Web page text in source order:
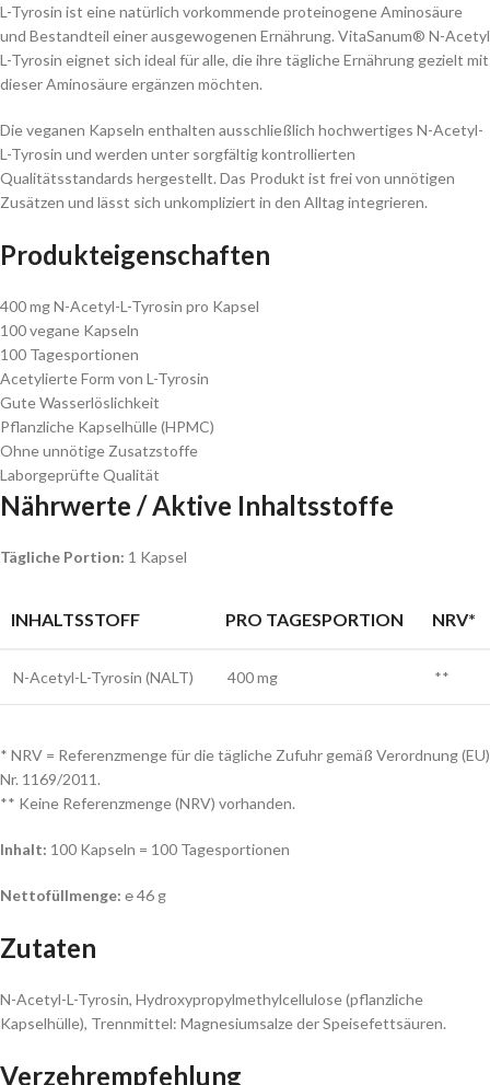
L-Tyrosin ist eine natürlich vorkommende proteinogene Aminosäure
und Bestandteil einer ausgewogenen Ernährung. VitaSanum® N-Acetyl
L-Tyrosin eignet sich ideal für alle, die ihre tägliche Ernährung gezielt mit
dieser Aminosäure ergänzen möchten.
Die veganen Kapseln enthalten ausschließlich hochwertiges N-Acetyl-
L-Tyrosin und werden unter sorgfältig kontrollierten
Qualitätsstandards hergestellt. Das Produkt ist frei von unnötigen
Zusätzen und lässt sich unkompliziert in den Alltag integrieren.
Produkteigenschaften
400 mg N-Acetyl-L-Tyrosin pro Kapsel
100 vegane Kapseln
100 Tagesportionen
Acetylierte Form von L-Tyrosin
Gute Wasserlöslichkeit
Pflanzliche Kapselhülle (HPMC)
Ohne unnötige Zusatzstoffe
Laborgeprüfte Qualität
Nährwerte / Aktive Inhaltsstoffe
Tägliche Portion: 1 Kapsel
INHALTSSTOFF PRO TAGESPORTION NRV*
N-Acetyl-L-Tyrosin (NALT) 400 mg **
* NRV = Referenzmenge für die tägliche Zufuhr gemäß Verordnung (EU)
Nr. 1169/2011.
** Keine Referenzmenge (NRV) vorhanden.
Inhalt: 100 Kapseln = 100 Tagesportionen
Nettofüllmenge: ℮ 46 g
Zutaten
N-Acetyl-L-Tyrosin, Hydroxypropylmethylcellulose (pflanzliche
Kapselhülle), Trennmittel: Magnesiumsalze der Speisefettsäuren.
Verzehrempfehlung